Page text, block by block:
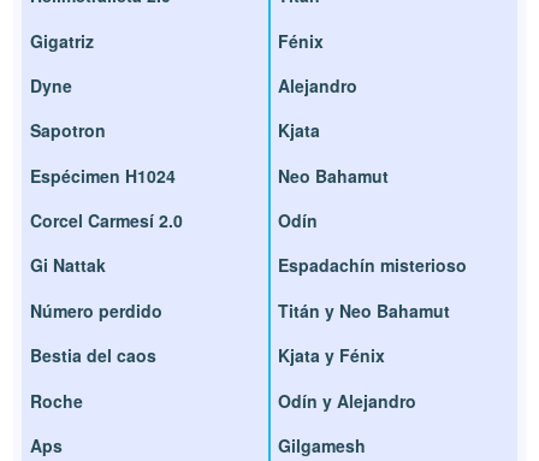
Gigatriz
Dyne
Sapotron
Espécimen H1024
Corcel Carmesí 2.0
Gi Nattak
Número perdido
Bestia del caos
Roche
Aps
Fénix
Alejandro
Kjata
Neo Bahamut
Odín
Espadachín misterioso
Titán y Neo Bahamut
Kjata y Fénix
Odín y Alejandro
Gilgamesh